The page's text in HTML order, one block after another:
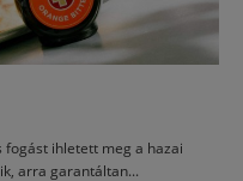
fogást ihletett meg a hazai
arra garantáltan...